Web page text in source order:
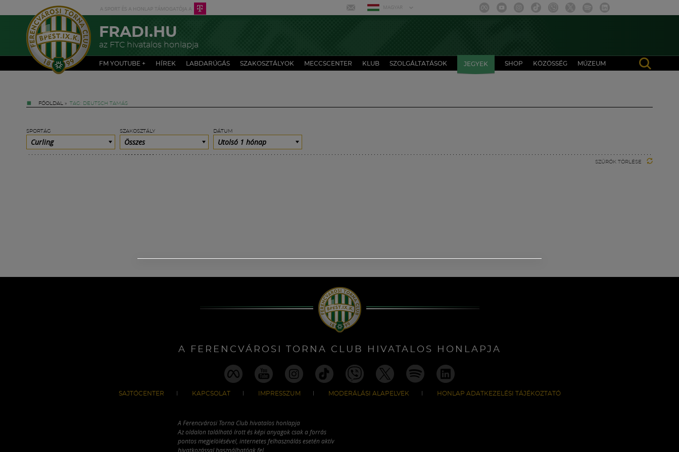
MAGYAR
FRADI.HU
az FTC hivatalos honlapja
FM YOUTUBE + HÍREK LABDARÚGÁS SZAKOSZTÁLYOK MECCSCENTER KLUB SZOLGÁLTATÁSOK JEGYEK SHOP KÖZÖSSÉG MÚZEUM
FŐOLDAL » TAG: DEUTSCH TAMÁS
SPORTÁG
Curling
SZAKOSZTÁLY
Összes
DÁTUM
Utolsó 1 hónap
SZŰRŐK TÖRLÉSE
A FERENCVÁROSI TORNA CLUB HIVATALOS HONLAPJA
SAJTÓCENTER KAPCSOLAT IMPRESSZUM MODERÁLÁSI ALAPELVEK HONLAP ADATKEZELÉSI TÁJÉKOZTATÓ
A Ferencvárosi Torna Club hivatalos honlapja
Az oldalon található írott és képi anyagok csak a forrás
pontos megjelölésével, internetes felhasználás esetén aktív
hivatkozással használhatóak fel.